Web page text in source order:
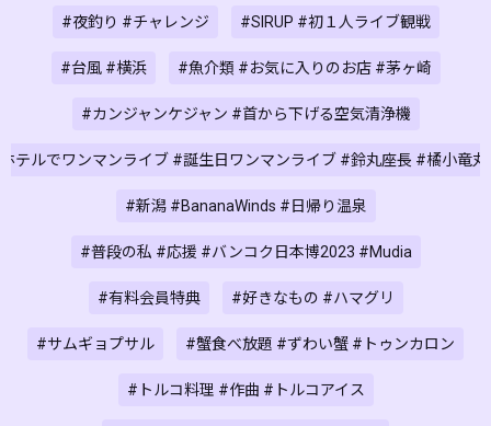
#夜釣り #チャレンジ #SIRUP #初１人ライブ観戦
#台風 #横浜 #魚介類 #お気に入りのお店 #茅ヶ崎
#カンジャンケジャン #首から下げる空気清浄機
テルでワンマンライブ #誕生日ワンマンライブ #鈴丸座長 #橘小竜丸
#新潟 #BananaWinds #日帰り温泉
#普段の私 #応援 #バンコク日本博2023 #Mudia
#有料会員特典 #好きなもの #ハマグリ
#サムギョプサル #蟹食べ放題 #ずわい蟹 #トゥンカロン
#トルコ料理 #作曲 #トルコアイス